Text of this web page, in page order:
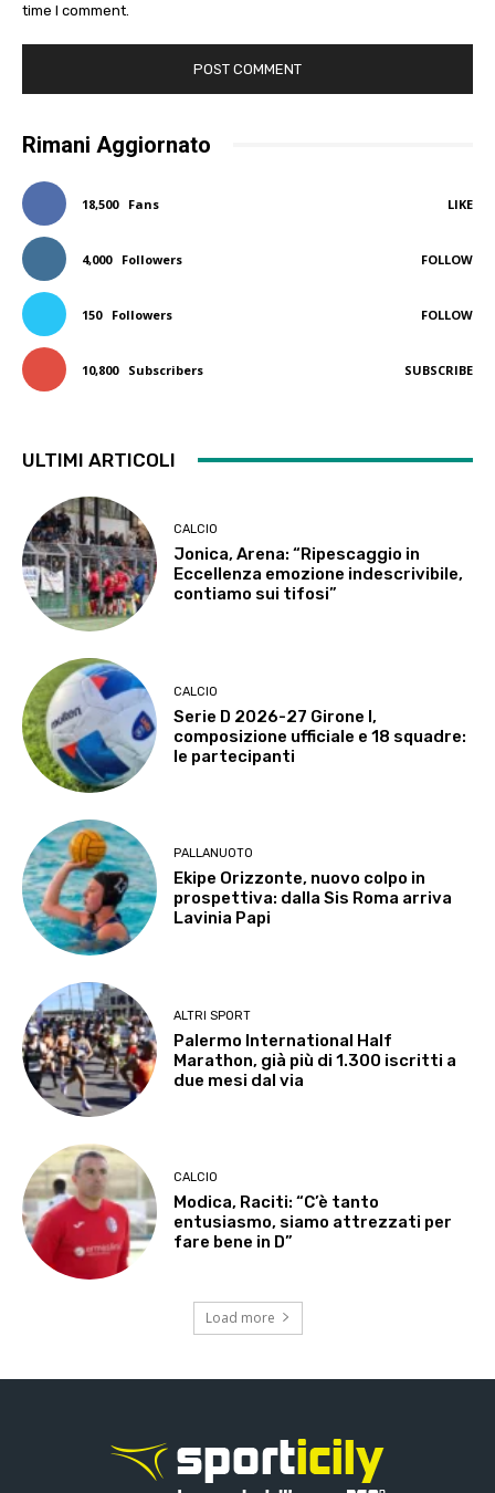
time I comment.
Rimani Aggiornato
18,500 Fans LIKE
4,000 Followers FOLLOW
150 Followers FOLLOW
10,800 Subscribers SUBSCRIBE
ULTIMI ARTICOLI
CALCIO
Jonica, Arena: “Ripescaggio in
Eccellenza emozione indescrivibile,
contiamo sui tifosi”
CALCIO
Serie D 2026-27 Girone I,
composizione ufficiale e 18 squadre:
le partecipanti
PALLANUOTO
Ekipe Orizzonte, nuovo colpo in
prospettiva: dalla Sis Roma arriva
Lavinia Papi
ALTRI SPORT
Palermo International Half
Marathon, già più di 1.300 iscritti a
due mesi dal via
CALCIO
Modica, Raciti: “C’è tanto
entusiasmo, siamo attrezzati per
fare bene in D”
Load more